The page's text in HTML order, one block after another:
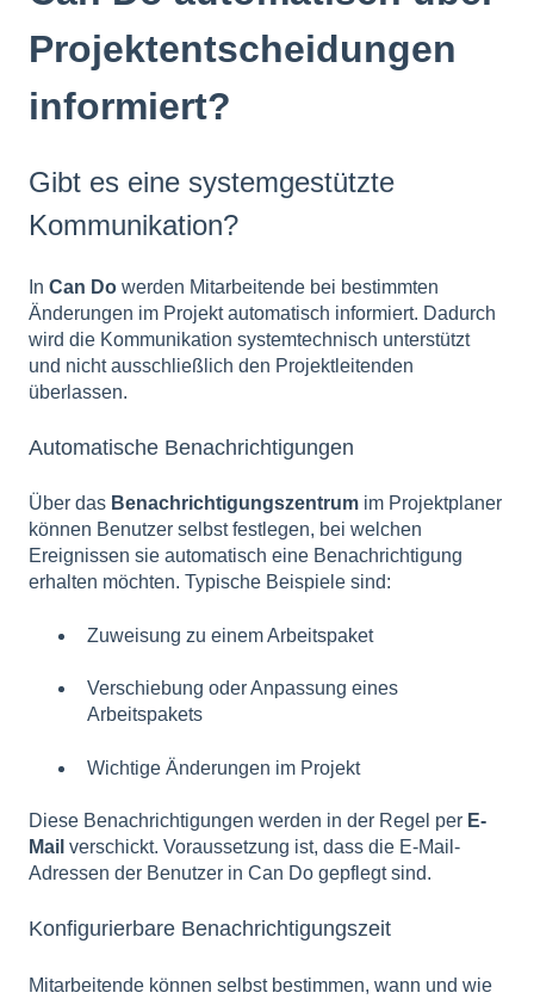
Projektentscheidungen
informiert?
Gibt es eine systemgestützte
Kommunikation?
In Can Do werden Mitarbeitende bei bestimmten
Änderungen im Projekt automatisch informiert. Dadurch
wird die Kommunikation systemtechnisch unterstützt
und nicht ausschließlich den Projektleitenden
überlassen.
Automatische Benachrichtigungen
Über das Benachrichtigungszentrum im Projektplaner
können Benutzer selbst festlegen, bei welchen
Ereignissen sie automatisch eine Benachrichtigung
erhalten möchten. Typische Beispiele sind:
Zuweisung zu einem Arbeitspaket
Verschiebung oder Anpassung eines
Arbeitspakets
Wichtige Änderungen im Projekt
Diese Benachrichtigungen werden in der Regel per E-
Mail verschickt. Voraussetzung ist, dass die E-Mail-
Adressen der Benutzer in Can Do gepflegt sind.
Konfigurierbare Benachrichtigungszeit
Mitarbeitende können selbst bestimmen, wann und wie